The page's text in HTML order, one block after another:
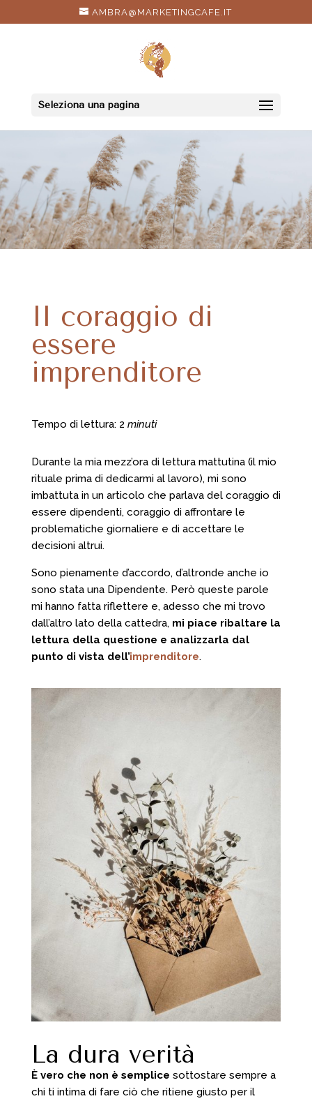
AMBRA@MARKETINGCAFE.IT
Seleziona una pagina
Il coraggio di
essere
imprenditore
Tempo di lettura: 2 minuti
Durante la mia mezz’ora di lettura mattutina (il mio
rituale prima di dedicarmi al lavoro), mi sono
imbattuta in un articolo che parlava del coraggio di
essere dipendenti, coraggio di affrontare le
problematiche giornaliere e di accettare le
decisioni altrui.
Sono pienamente d’accordo, d’altronde anche io
sono stata una Dipendente. Però queste parole
mi hanno fatta riflettere e, adesso che mi trovo
dall’altro lato della cattedra, mi piace ribaltare la
lettura della questione e analizzarla dal
punto di vista dell’imprenditore.
La dura verità
È vero che non è semplice sottostare sempre a
chi ti intima di fare ciò che ritiene giusto per il